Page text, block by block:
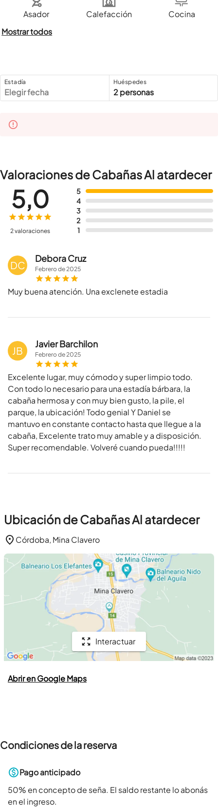
Asador Calefacción
Cocina
Mostrar todos
Estadía
Elegir fecha
Huéspedes
2 personas
Valoraciones de Cabañas Al atardecer
5
4
3
2
1
5,0
2 valoraciones
DC
Debora Cruz
Febrerode2025
Muy buena atención. Una exclenete estadia
JB
Javier Barchilon
Febrerode2025
Excelente lugar, muy cómodo y super limpio todo.
Con todo lo necesario para una estadía bárbara, la
cabaña hermosa y con muy bien gusto, la pile, el
parque, la ubicación! Todo genial Y Daniel se
mantuvo en constante contacto hasta que llegue a la
cabaña, Excelente trato muy amable y a disposición.
Super recomendable. Volveré cuando pueda!!!!!
Ubicación de Cabañas Al atardecer
Córdoba, Mina Clavero
Interactuar
Abrir en Google Maps
Condiciones de la reserva
Pago anticipado
50% en concepto de seña. El saldo restante lo abonás
en el ingreso.